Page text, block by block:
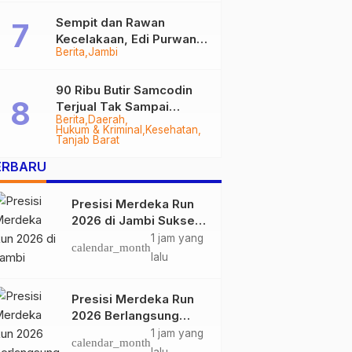
Berita Jambi
Sempit dan Rawan
Kecelakaan, Edi Purwanto
Targetkan Jalan Lintas
2028
Berita Daerah
Hukum & Kriminal
Kesehatan
Tanjab Barat
90 Ribu Butir Samcodin
Terjual Tak Sampai
Setahun, Indra Safari
Desak Audit Menyeluruh
Presisi Merdeka Run
2026 di Jambi Sukses
Digelar, Ribuan
Peserta Ramaikan
calendar_month
1 jam yang
lalu
Presisi Merdeka Run
2026 Berlangsung
Lancar, Kapolda Jambi
Ucapkan Terimakasih
calendar_month
1 jam yang